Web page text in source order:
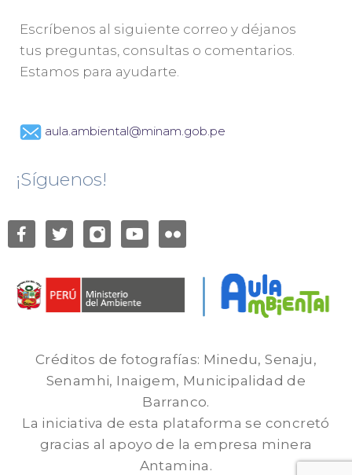
Escríbenos al siguiente correo y déjanos
tus preguntas, consultas o comentarios.
Estamos para ayudarte.
aula.ambiental@minam.gob.pe
¡Síguenos!
Créditos de fotografías: Minedu, Senaju,
Senamhi, Inaigem, Municipalidad de
Barranco.
La iniciativa de esta plataforma se concretó
gracias al apoyo de la empresa minera
Antamina.